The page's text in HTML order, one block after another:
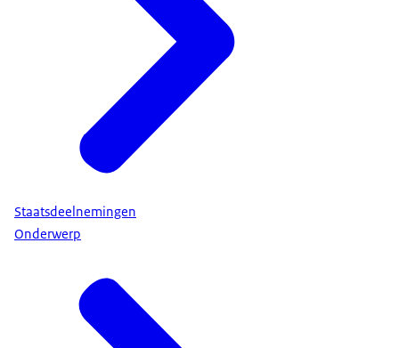
Staatsdeelnemingen
Onderwerp